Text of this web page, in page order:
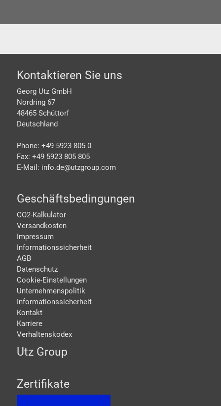
Footer
Kontaktieren Sie uns
Georg Utz GmbH
Nordring 67
48465 Schüttorf
Deutschland
Phone: +49 5923 805 0
Fax: +49 5923 805 805
E-Mail: info.de@utzgroup.com
Geschäftsbedingungen
CO2-Kalkulator
Versandkosten
Impressum
Informationssicherheit
AGB
Datenschutz
Cookie-Einstellungen
Unternehmenspolitik
Informationssicherheit
Kontakt
Karriere
Verhaltenskodex
Utz Group
Zertifikate